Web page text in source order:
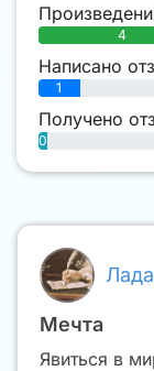
Мечта
Явиться в
4
Написано
1
Получено
0